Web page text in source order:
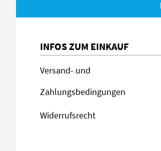
INFOS ZUM EINKAUF
Versand- und
Zahlungsbedingungen
Widerrufsrecht